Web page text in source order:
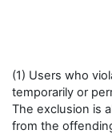
(1) Users who
temporarily or
The exclusion is
from the